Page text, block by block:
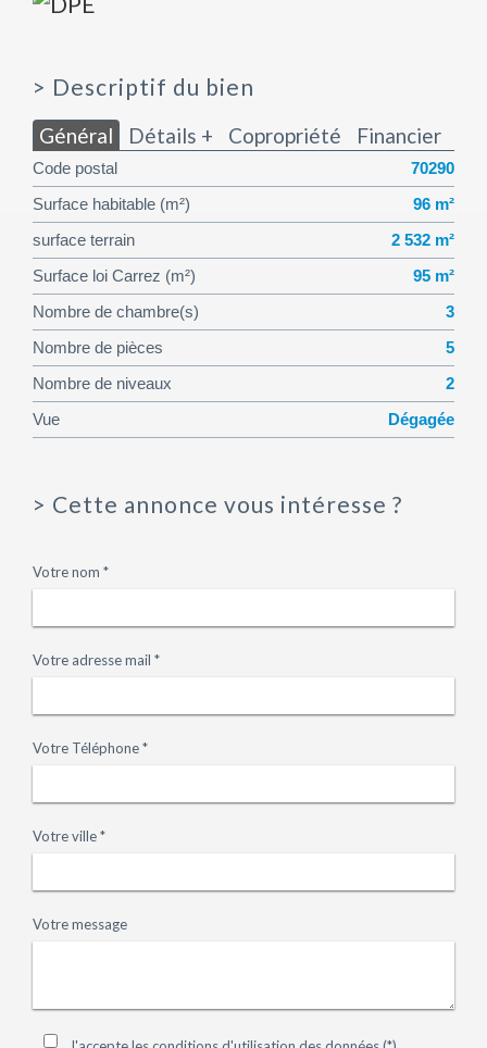
> Descriptif du bien
Général Détails + Copropriété Financier
Code postal 70290
Surface habitable (m²) 96 m²
surface terrain 2 532 m²
Surface loi Carrez (m²) 95 m²
Nombre de chambre(s) 3
Nombre de pièces 5
Nombre de niveaux 2
Vue Dégagée
> Cette annonce vous intéresse ?
Votre nom *
Votre adresse mail *
Votre Téléphone *
Votre ville *
Votre message